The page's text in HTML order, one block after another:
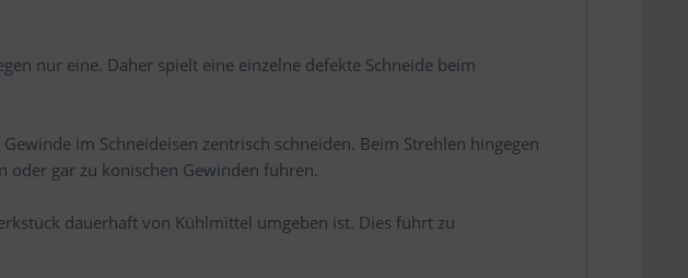
nur eine. Daher spielt eine einzelne defekte Schneide beim
im Schneideisen zentrisch schneiden. Beim Strehlen hingegen
oder gar zu konischen Gewinden führen.
dauerhaft von Kühlmittel umgeben ist. Dies führt zu